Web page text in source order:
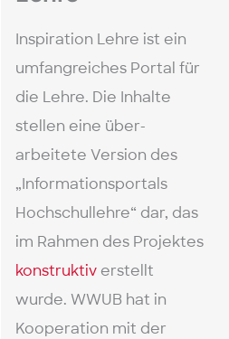
Inspiration Lehre ist ein
umfang­reiches Portal für
die Lehre. Die Inhalte
stellen eine über­
arbeitete Version des
„Informations­portals
Hochschul­lehre“ dar, das
im Rahmen des Projektes
konstruktiv erstellt
wurde. WWUB hat in
Kooperation mit der